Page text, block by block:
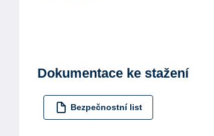
Dokumentace ke stažení
Bezpečnostní list